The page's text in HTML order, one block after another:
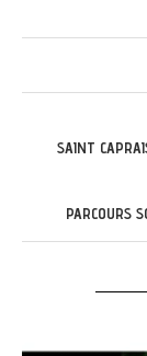
SAINT
PARCOURS